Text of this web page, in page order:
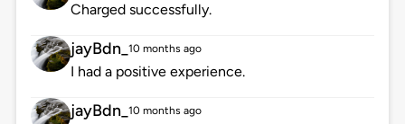
Charged successfully.
jayBdn_ 10 months ago
I had a positive experience.
jayBdn_ 10 months ago